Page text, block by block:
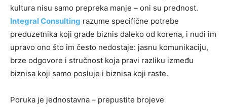
kultura nisu samo prepreka manje – oni su prednost.
Integral Consulting razume specifične potrebe
preduzetnika koji grade biznis daleko od korena, i nudi im
upravo ono što im često nedostaje: jasnu komunikaciju,
brze odgovore i stručnost koja pravi razliku između
biznisa koji samo posluje i biznisa koji raste.
Poruka je jednostavna – prepustite brojeve